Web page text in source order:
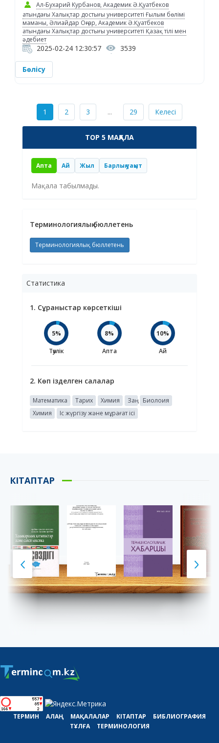
Ал-Бухарий Курбанов, Академик Ә.Қуатбеков
атындағы Халықтар достығы университеті Ғылым бөлімі
маманы, Әлиайдар Оңғар, Академик Ә.Қуатбеков
атындағы Халықтар достығы университеті Қазақ тілі мен
әдебиет
2025-02-24 12:30:57 3539
Бөлісу
1 2 3 ... 29 Келесі
TOP 5 МАҚАЛА
Апта Ай Жыл Барлық уақыт
Мақала табылмады.
Терминологиялық бюллетень
Терминологиялық бюллетень
Статистика
1. Сұраныстар көрсеткіші
5%
Тәулік
8%
Апта
10%
Ай
2. Көп ізделген салалар
Математика Тарих Химия Заң
Биолоия
Химия
Іс жүргізу және мұрағат ісі
КІТАПТАР
ТЕРМИН АЛАҢ МАҚАЛАЛАР КІТАПТАР
БИБЛИОГРАФИЯ
ТҰЛҒА
ТЕРМИНОЛОГИЯ